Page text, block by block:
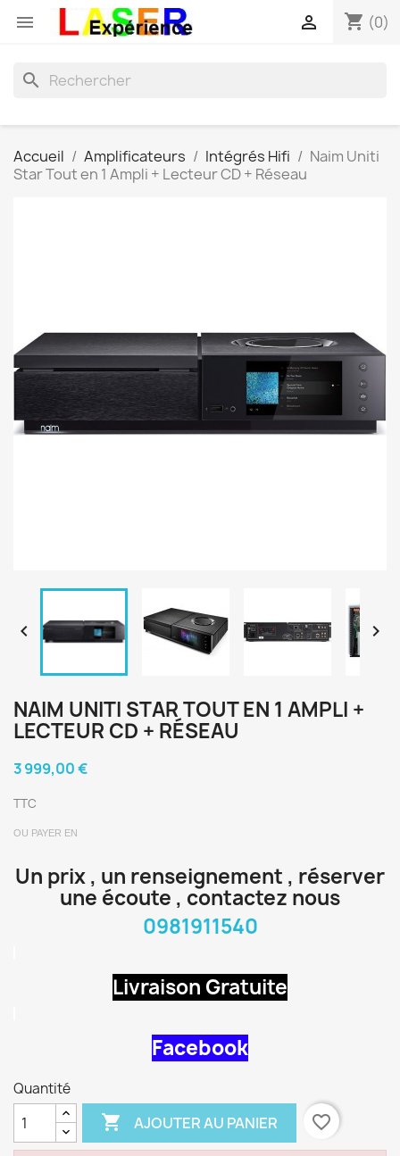
 shopping_cart (0)

search
Accueil Amplificateurs Intégrés Hifi
Naim Uniti
Star Tout en 1 Ampli + Lecteur CD + Réseau
 
NAIM UNITI STAR TOUT EN 1 AMPLI +
LECTEUR CD + RÉSEAU
3 999,00 €
TTC
OU PAYER EN
Un prix , un renseignement , réserver
une écoute , contactez nous
0981911540
Livraison Gratuite
Facebook
Quantité
 AJOUTER AU PANIER favorite_border